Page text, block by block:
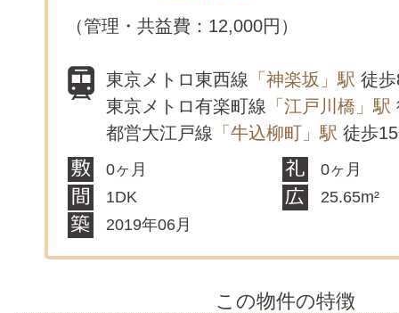
（管理・共益費：12,000円）
東京メトロ東西線 「神楽坂」駅 徒
東京メトロ有楽町線 「江戸川橋」駅
都営大江戸線 「牛込柳町」駅 徒歩
0ヶ月
0ヶ月
1DK
25.65m²
2019年06月
この物件の特徴